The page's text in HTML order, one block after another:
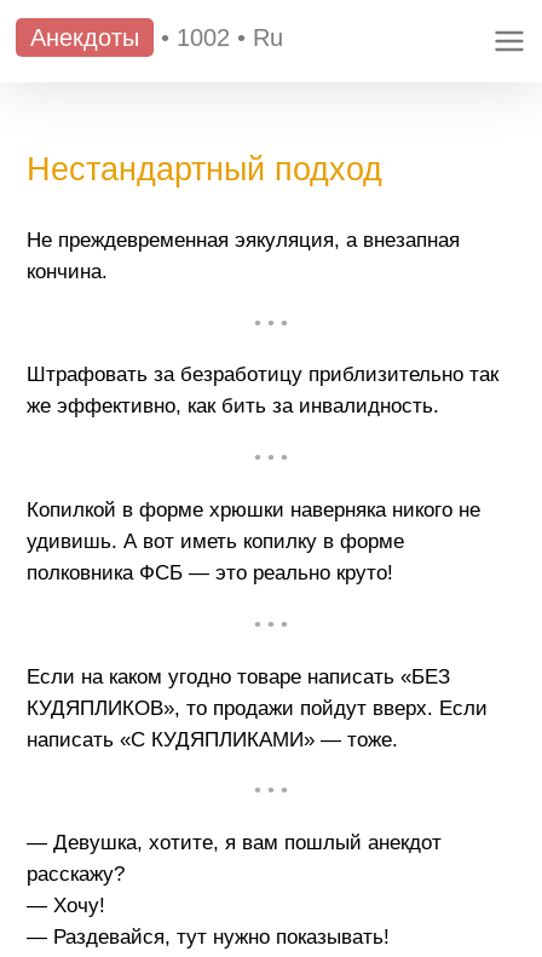
Анекдоты • 1002 • Ru
Нестандартный подход
Не преждевременная эякуляция, а внезапная
кончина.
• • •
Штрафовать за безработицу приблизительно так
же эффективно, как бить за инвалидность.
• • •
Копилкой в форме хрюшки наверняка никого не
удивишь. А вот иметь копилку в форме
полковника ФСБ — это реально круто!
• • •
Если на каком угодно товаре написать «БЕЗ
КУДЯПЛИКОВ», то продажи пойдут вверх. Если
написать «С КУДЯПЛИКАМИ» — тоже.
• • •
— Девушка, хотите, я вам пошлый анекдот
расскажу?
— Хочу!
— Раздевайся, тут нужно показывать!